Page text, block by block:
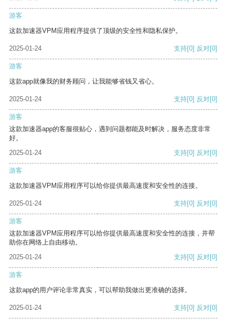
游客
这款加速器VPM应用程序提供了顶级的安全性和隐私保护。
2025-01-24 支持[0] 反对[0]
游客
这款app就像我的财务顾问，让我能够省钱又省心。
2025-01-24 支持[0] 反对[0]
游客
这款加速器app的客服很贴心，遇到问题都能及时解决，服务态度非常
好。
2025-01-24
支持[0] 反对[0]
游客
这款加速器VPM应用程序可以给你提供最高速度和安全性的连接。
2025-01-24 支持[0] 反对[0]
游客
这款加速器VPM应用程序可以给你提供最高速度和安全性的连接，并帮
助你在网络上自由移动。
2025-01-24
支持[0] 反对[0]
游客
这款app的用户评论非常真实，可以帮助我做出更准确的选择。
2025-01-24 支持[0] 反对[0]